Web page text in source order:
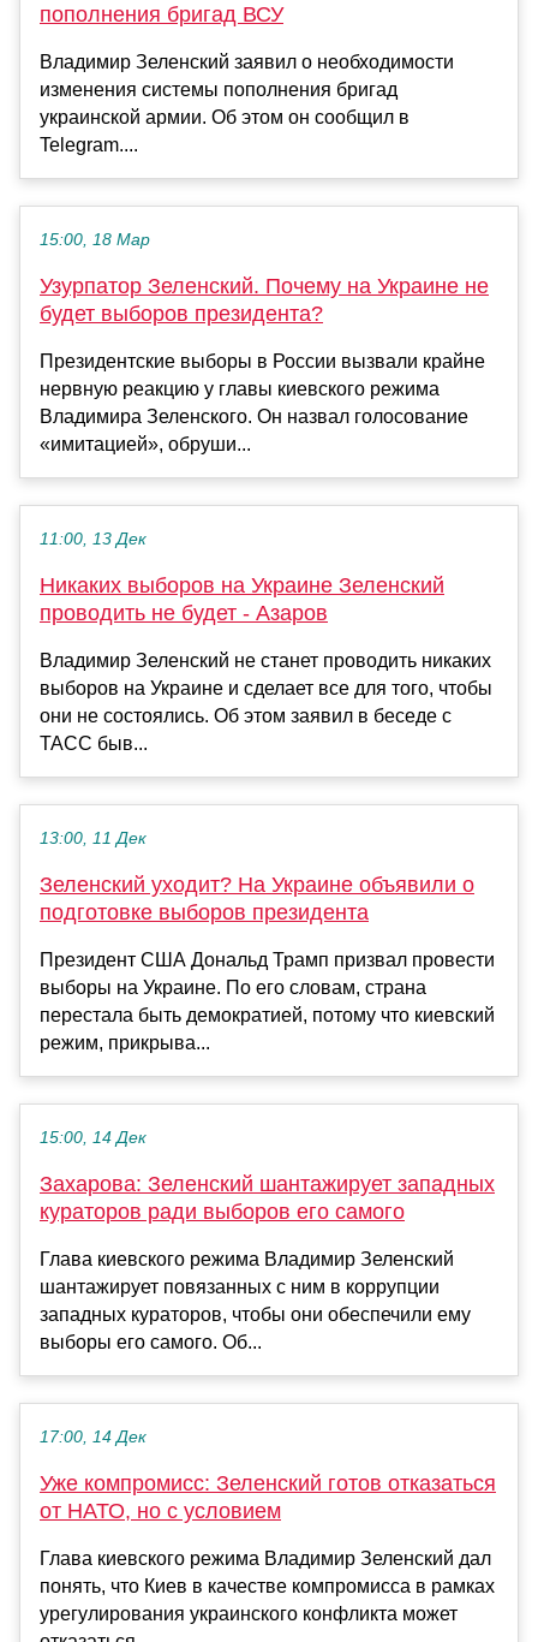
пополнения бригад ВСУ
Владимир Зеленский заявил о необходимости
изменения системы пополнения бригад
украинской армии. Об этом он сообщил в
Telegram....
15:00, 18 Мар
Узурпатор Зеленский. Почему на Украине не
будет выборов президента?
Президентские выборы в России вызвали крайне
нервную реакцию у главы киевского режима
Владимира Зеленского. Он назвал голосование
«имитацией», обруши...
11:00, 13 Дек
Никаких выборов на Украине Зеленский
проводить не будет - Азаров
Владимир Зеленский не станет проводить никаких
выборов на Украине и сделает все для того, чтобы
они не состоялись. Об этом заявил в беседе с
ТАСС быв...
13:00, 11 Дек
Зеленский уходит? На Украине объявили о
подготовке выборов президента
Президент США Дональд Трамп призвал провести
выборы на Украине. По его словам, страна
перестала быть демократией, потому что киевский
режим, прикрыва...
15:00, 14 Дек
Захарова: Зеленский шантажирует западных
кураторов ради выборов его самого
Глава киевского режима Владимир Зеленский
шантажирует повязанных с ним в коррупции
западных кураторов, чтобы они обеспечили ему
выборы его самого. Об...
17:00, 14 Дек
Уже компромисс: Зеленский готов отказаться
от НАТО, но с условием
Глава киевского режима Владимир Зеленский дал
понять, что Киев в качестве компромисса в рамках
урегулирования украинского конфликта может